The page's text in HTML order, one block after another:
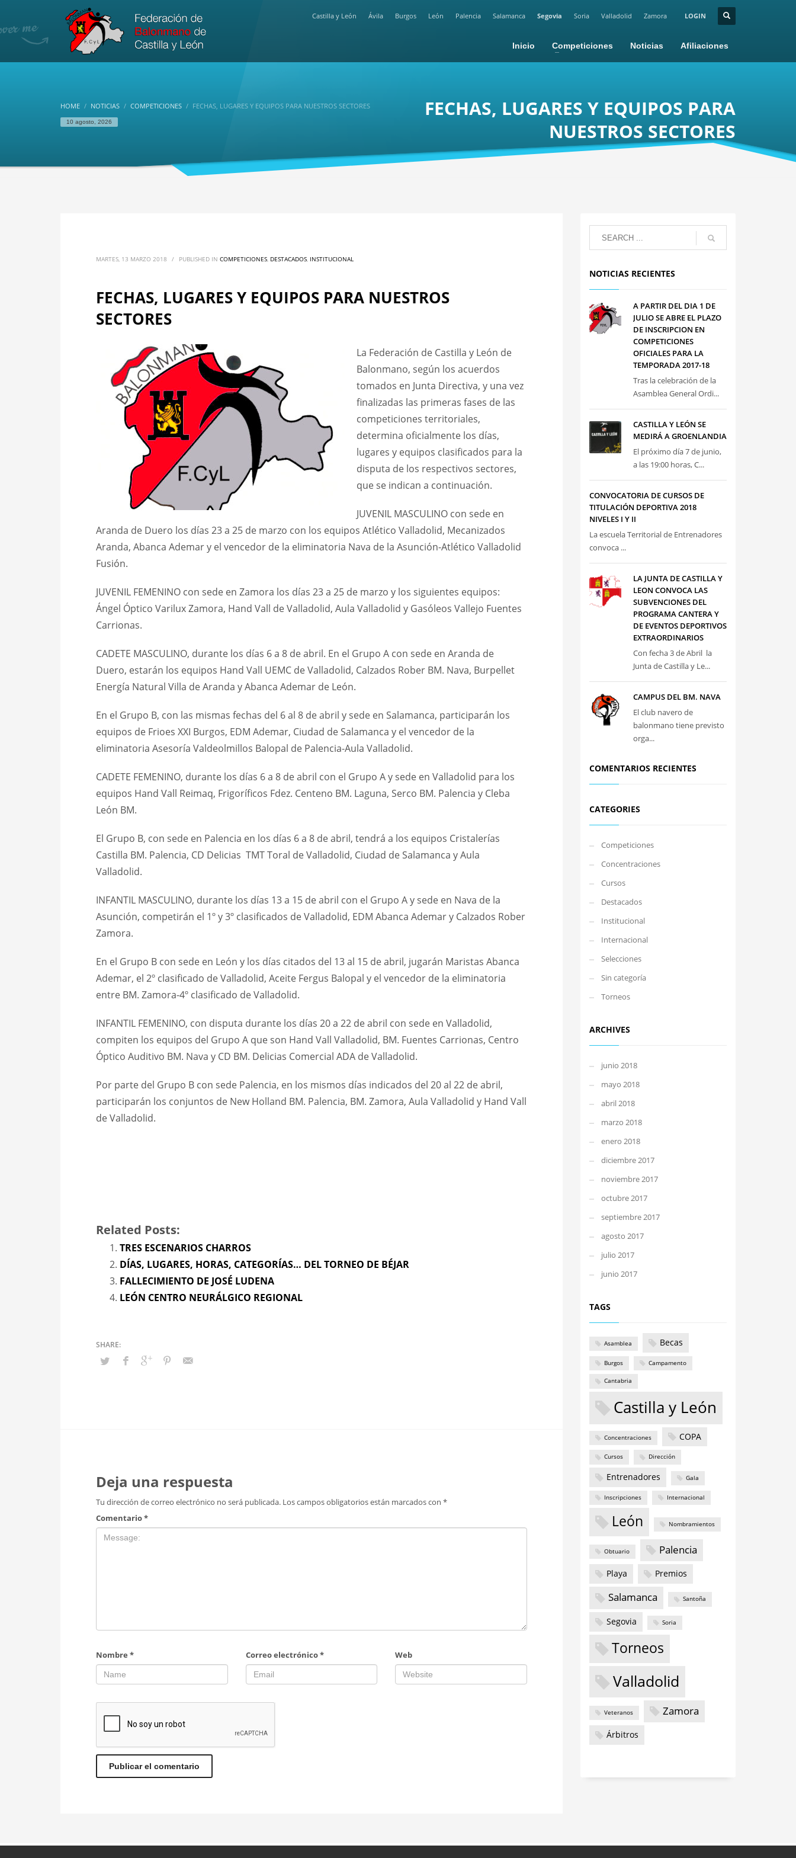
Castilla y León Ávila Burgos León Palencia Salamanca Segovia Soria Valladolid Zamora LOGIN
Inicio Competiciones Noticias Afiliaciones
HOME NOTICIAS COMPETICIONES FECHAS, LUGARES Y EQUIPOS PARA NUESTROS SECTORES
10 agosto, 2026
FECHAS, LUGARES Y EQUIPOS PARA
NUESTROS SECTORES
MARTES, 13 MARZO 2018 / PUBLISHED IN COMPETICIONES, DESTACADOS, INSTITUCIONAL
FECHAS, LUGARES Y EQUIPOS PARA NUESTROS
SECTORES
La Federación de Castilla y León de
Balonmano, según los acuerdos
tomados en Junta Directiva, y una vez
finalizadas las primeras fases de las
competiciones territoriales,
determina oficialmente los días,
lugares y equipos clasificados para la
disputa de los respectivos sectores,
que se indican a continuación.
JUVENIL MASCULINO con sede en
Aranda de Duero los días 23 a 25 de marzo con los equipos Atlético Valladolid, Mecanizados
Aranda, Abanca Ademar y el vencedor de la eliminatoria Nava de la Asunción-Atlético Valladolid
Fusión.
JUVENIL FEMENINO con sede en Zamora los días 23 a 25 de marzo y los siguientes equipos:
Ángel Óptico Varilux Zamora, Hand Vall de Valladolid, Aula Valladolid y Gasóleos Vallejo Fuentes
Carrionas.
CADETE MASCULINO, durante los días 6 a 8 de abril. En el Grupo A con sede en Aranda de
Duero, estarán los equipos Hand Vall UEMC de Valladolid, Calzados Rober BM. Nava, Burpellet
Energía Natural Villa de Aranda y Abanca Ademar de León.
En el Grupo B, con las mismas fechas del 6 al 8 de abril y sede en Salamanca, participarán los
equipos de Frioes XXI Burgos, EDM Ademar, Ciudad de Salamanca y el vencedor de la
eliminatoria Asesoría Valdeolmillos Balopal de Palencia-Aula Valladolid.
CADETE FEMENINO, durante los días 6 a 8 de abril con el Grupo A y sede en Valladolid para los
equipos Hand Vall Reimaq, Frigoríficos Fdez. Centeno BM. Laguna, Serco BM. Palencia y Cleba
León BM.
El Grupo B, con sede en Palencia en los días 6 a 8 de abril, tendrá a los equipos Cristalerías
Castilla BM. Palencia, CD Delicias TMT Toral de Valladolid, Ciudad de Salamanca y Aula
Valladolid.
INFANTIL MASCULINO, durante los días 13 a 15 de abril con el Grupo A y sede en Nava de la
Asunción, competirán el 1º y 3º clasificados de Valladolid, EDM Abanca Ademar y Calzados Rober
Zamora.
En el Grupo B con sede en León y los días citados del 13 al 15 de abril, jugarán Maristas Abanca
Ademar, el 2º clasificado de Valladolid, Aceite Fergus Balopal y el vencedor de la eliminatoria
entre BM. Zamora-4º clasificado de Valladolid.
INFANTIL FEMENINO, con disputa durante los días 20 a 22 de abril con sede en Valladolid,
compiten los equipos del Grupo A que son Hand Vall Valladolid, BM. Fuentes Carrionas, Centro
Óptico Auditivo BM. Nava y CD BM. Delicias Comercial ADA de Valladolid.
Por parte del Grupo B con sede Palencia, en los mismos días indicados del 20 al 22 de abril,
participarán los conjuntos de New Holland BM. Palencia, BM. Zamora, Aula Valladolid y Hand Vall
de Valladolid.
Related Posts:
TRES ESCENARIOS CHARROS
DÍAS, LUGARES, HORAS, CATEGORÍAS… DEL TORNEO DE BÉJAR
FALLECIMIENTO DE JOSÉ LUDENA
LEÓN CENTRO NEURÁLGICO REGIONAL
Deja una respuesta
Tu dirección de correo electrónico no será publicada. Los campos obligatorios están marcados con *
Comentario*
Nombre * Correo electrónico* Web
NOTICIAS RECIENTES
A PARTIR DEL DIA 1 DE
JULIO SE ABRE EL PLAZO
DE INSCRIPCION EN
COMPETICIONES
OFICIALES PARA LA
TEMPORADA 2017-18
Tras la celebración de la
Asamblea General Ordi...
CASTILLA Y LEÓN SE
MEDIRÁ A GROENLANDIA
El próximo día 7 de junio,
a las 19:00 horas, C...
CONVOCATORIA DE CURSOS DE
TITULACIÓN DEPORTIVA 2018
NIVELES I Y II
La escuela Territorial de Entrenadores
convoca ...
LA JUNTA DE CASTILLA Y
LEON CONVOCA LAS
SUBVENCIONES DEL
PROGRAMA CANTERA Y
DE EVENTOS DEPORTIVOS
EXTRAORDINARIOS
Con fecha 3 de Abril la
Junta de Castilla y Le...
CAMPUS DEL BM. NAVA
El club navero de
balonmano tiene previsto
orga...
COMENTARIOS RECIENTES
CATEGORIES
Competiciones
Concentraciones
Cursos
Destacados
Institucional
Internacional
Selecciones
Sin categoría
Torneos
ARCHIVES
junio 2018
mayo 2018
abril 2018
marzo 2018
enero 2018
diciembre 2017
noviembre 2017
octubre 2017
septiembre 2017
agosto 2017
julio 2017
junio 2017
TAGS
Asamblea Becas
Burgos Campamento
Cantabria
Castilla y León
Concentraciones COPA
Cursos Dirección
Entrenadores Gala
Inscripciones Internacional
León Nombramientos
Obtuario Palencia
Playa Premios
Salamanca Santoña
Segovia Soria
Torneos
Valladolid
Veteranos Zamora
Árbitros